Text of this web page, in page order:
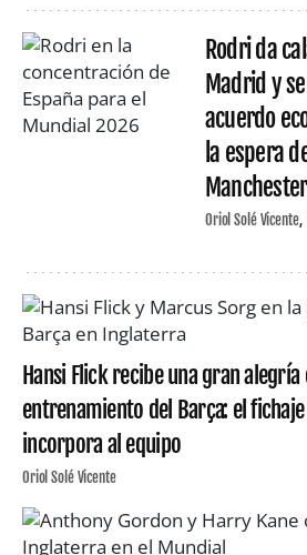
Rodri da
Madrid y
acuerdo
la espera
Oriol Solé Vicente
Hansi Flick recibe una gran
entrenamiento del Barça: el
incorpora al equipo
Oriol Solé Vicente